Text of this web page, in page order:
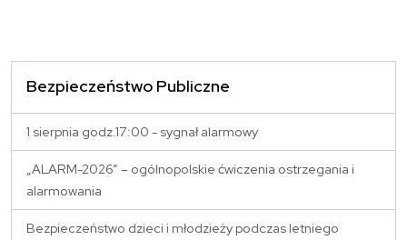
Bezpieczeństwo Publiczne
1 sierpnia godz.17:00 - sygnał alarmowy
„ALARM-2026” – ogólnopolskie ćwiczenia ostrzegania i
alarmowania
Bezpieczeństwo dzieci i młodzieży podczas letniego